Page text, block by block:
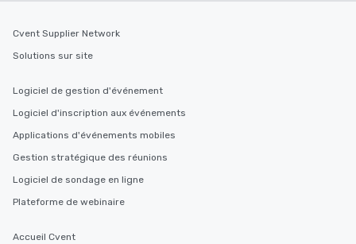
Cvent Supplier Network
Solutions sur site
Logiciel de gestion d'événement
Logiciel d'inscription aux événements
Applications d'événements mobiles
Gestion stratégique des réunions
Logiciel de sondage en ligne
Plateforme de webinaire
Accueil Cvent